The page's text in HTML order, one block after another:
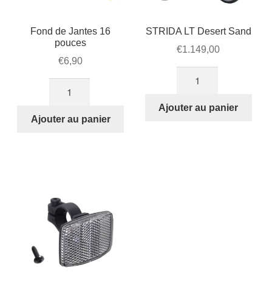
Fond de Jantes 16
pouces
€6,90
Fond
Ajouter au panier
STRIDA LT Desert Sand
€1.149,00
STRIDA
Ajouter au panier